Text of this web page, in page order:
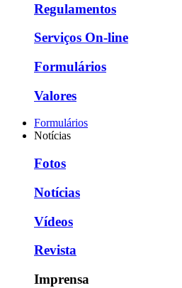
Regulamentos
Serviços On-line
Formulários
Valores
Formulários
Notícias
Fotos
Notícias
Vídeos
Revista
Imprensa